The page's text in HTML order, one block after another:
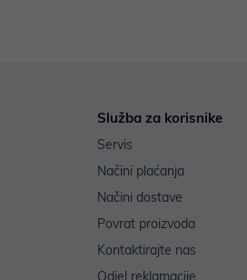
Služba za korisnike
Servis
Načini plaćanja
Načini dostave
Povrat proizvoda
Kontaktirajte nas
Odjel reklamacije